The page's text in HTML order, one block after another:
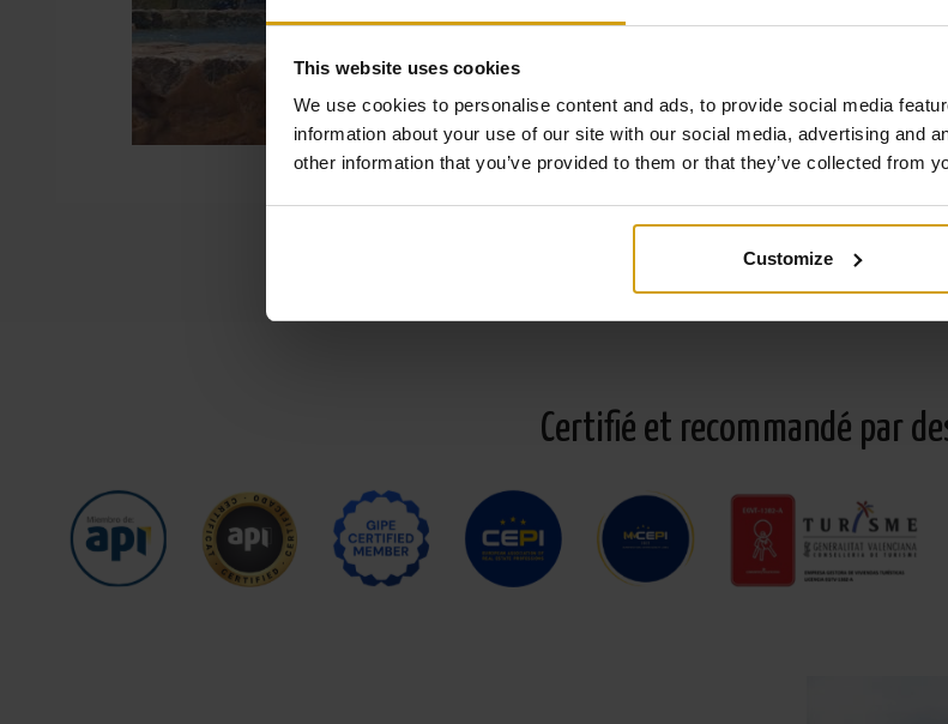
This website uses cookies
We use cookies to personalise content and ads, to provide social media
information about your use of our site with our social media, advertising and
other information that you’ve provided to them or that they’ve collected from
Customize
Certifié et recommandé par